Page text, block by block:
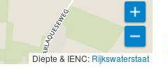
Diepte & IENC: Rijkswaterstaat